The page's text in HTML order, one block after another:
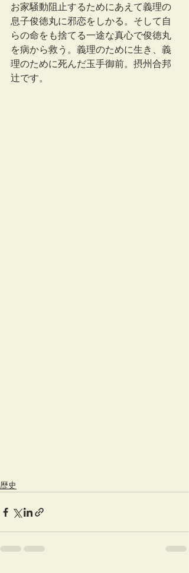
お家騒動阻止するためにあえて義理の
息子俊徳丸に邪恋をしかる。そして自
らの命をも捨てる一途な真心で俊徳丸
を病から救う。義理のために生き、義
理のために死んだ玉手御前。摂州合邦
辻です。
歴史